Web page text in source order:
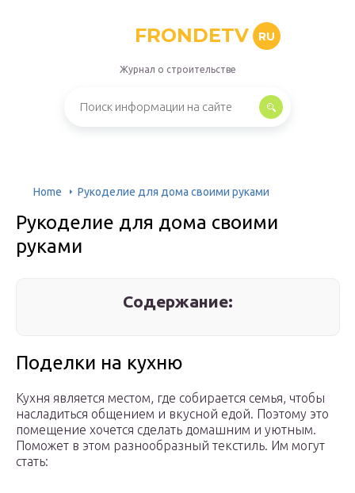
FRONDETV RU
Журнал о строительстве
Home Рукоделие для дома своими руками
Рукоделие для дома своими
руками
Содержание:
Поделки на кухню
Кухня является местом, где собирается семья, чтобы
насладиться общением и вкусной едой. Поэтому это
помещение хочется сделать домашним и уютным.
Поможет в этом разнообразный текстиль. Им могут
стать: